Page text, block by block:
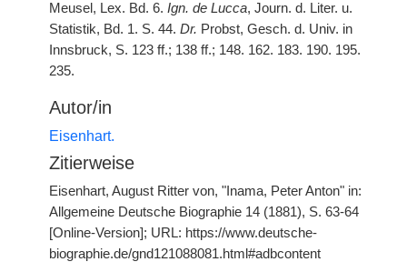
Meusel, Lex. Bd. 6. Ign. de Lucca, Journ. d. Liter. u.
Statistik, Bd. 1. S. 44. Dr. Probst, Gesch. d. Univ. in
Innsbruck, S. 123 ff.; 138 ff.; 148. 162. 183. 190. 195.
235.
Autor/in
Eisenhart.
Zitierweise
Eisenhart, August Ritter von, "Inama, Peter Anton" in:
Allgemeine Deutsche Biographie 14 (1881), S. 63-64
[Online-Version]; URL: https://www.deutsche-
biographie.de/gnd121088081.html#adbcontent